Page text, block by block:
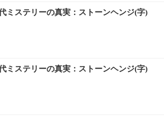
ミステリーの真実：ストーンヘンジ(字)
ミステリーの真実：ストーンヘンジ(字)